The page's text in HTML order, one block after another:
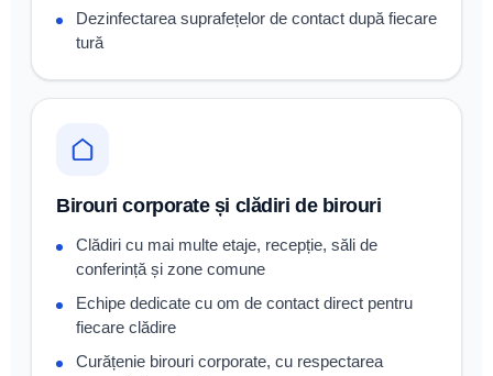
Dezinfectarea suprafețelor de contact după fiecare
tură
Birouri corporate și clădiri de birouri
Clădiri cu mai multe etaje, recepție, săli de
conferință și zone comune
Echipe dedicate cu om de contact direct pentru
fiecare clădire
Curățenie birouri corporate, cu respectarea